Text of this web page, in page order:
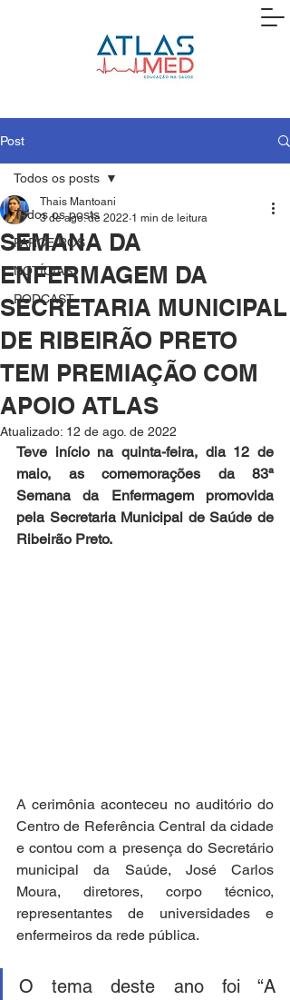
Post
Todos os posts
PARCEIROS
NOTÍCIAS
PODCAST
Todos os posts
SEMANA DA
ENFERMAGEM DA
SECRETARIA MUNICIPAL
DE RIBEIRÃO PRETO
TEM PREMIAÇÃO COM
APOIO ATLAS
Thais Mantoani
3 de ago. de 2022 1 min de leitura
Atualizado: 12 de ago. de 2022
Teve início na quinta-feira, dia 12 de
maio, as comemorações da 83ª
Semana da Enfermagem promovida
pela Secretaria Municipal de Saúde de
Ribeirão Preto.
A cerimônia aconteceu no auditório do
Centro de Referência Central da cidade
e contou com a presença do Secretário
municipal da Saúde, José Carlos
Moura, diretores, corpo técnico,
representantes de universidades e
enfermeiros da rede pública.
O tema deste ano foi “A